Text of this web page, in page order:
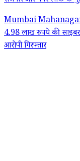
Mumbai Mahanagar
4.98 लाख रुपये की
आरोपी गिरफ्तार